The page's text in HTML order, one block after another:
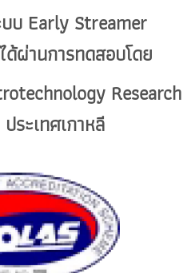
บ Early Streamer
ด้ผ่านการทดสอบโดย
Research
ระเทศเกาหลี